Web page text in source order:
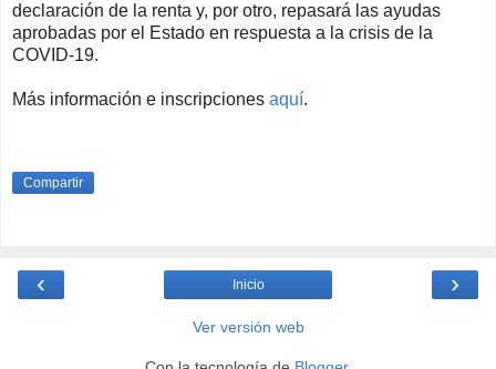
declaración de la renta y, por otro, repasará las ayudas
aprobadas por el Estado en respuesta a la crisis de la
COVID-19.
Más información e inscripciones aquí.
Compartir
‹ ›
Inicio
Ver versión web